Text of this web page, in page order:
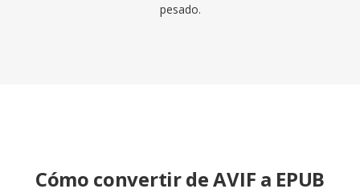
pesado.
Cómo convertir de AVIF a EPUB